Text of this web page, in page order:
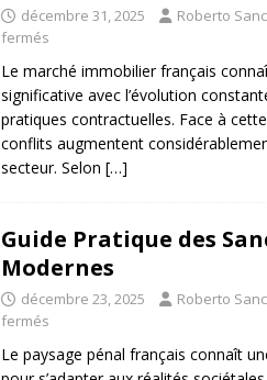
décembre 31, 2025 Roberto
fermés
Le marché immobilier français
significative avec l’évolution
pratiques contractuelles. Face à
conflits augmentent
secteur. Selon […]
Guide Pratique des
Modernes
décembre 23, 2025 Roberto
fermés
Le paysage pénal français connaît